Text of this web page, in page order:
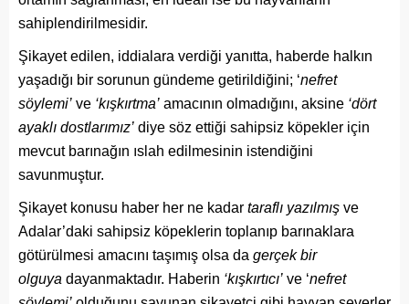
sahiplendirilmesidir.
Şikayet edilen, iddialara verdiği yanıtta, haberde halkın
yaşadığı bir sorunun gündeme getirildiğini; ‘nefret
söylemi’ ve ‘kışkırtma’ amacının olmadığını, aksine ‘dört
ayaklı dostlarımız’ diye söz ettiği sahipsiz köpekler için
mevcut barınağın ıslah edilmesinin istendiğini
savunmuştur.
Şikayet konusu haber her ne kadar taraflı yazılmış ve
Adalar’daki sahipsiz köpeklerin toplanıp barınaklara
götürülmesi amacını taşımış olsa da gerçek bir
olguya dayanmaktadır. Haberin ‘kışkırtıcı’ ve ‘nefret